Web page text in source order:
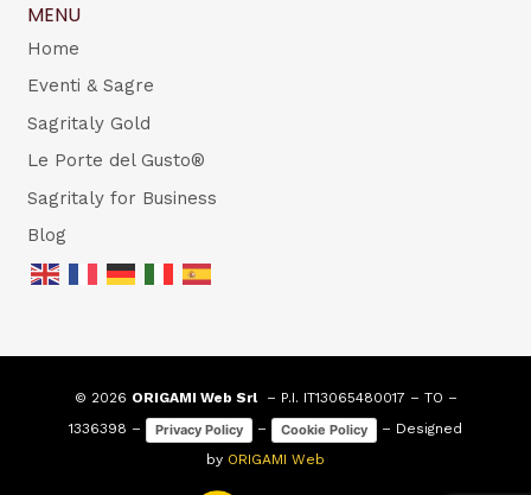
MENU
Home
Eventi & Sagre
Sagritaly Gold
Le Porte del Gusto®
Sagritaly for Business
Blog
© 2026 ORIGAMI Web Srl– P.I. IT13065480017 – TO –
1336398 –
Privacy Policy – Cookie Policy
– Designed
by ORIGAMI Web